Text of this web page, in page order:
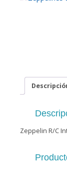
Zeppelin R/C